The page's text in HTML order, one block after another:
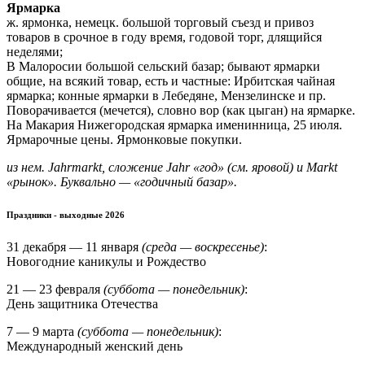
Ярмарка
ж. ярмонка, немецк. большой торговый съезд и привоз
товаров в срочное в году время, годовой торг, длящийся
неделями;
В Малоросии большой сельский базар; бывают ярмарки
общие, на всякий товар, есть и частные: Ирбитская чайная
ярмарка; конные ярмарки в Лебедяне, Мензелинске и пр.
Поворачивается (мечется), словно вор (как цыган) на ярмарке.
На Макария Нижегородская ярмарка именинница, 25 июля.
Ярмарочные цены. Ярмонковые покупки.
из нем. Jahrmarkt, сложение Jahr «год» (см. яровой) и Markt
«рынок». Буквально — «годичный базар».
Праздники - выходные 2026
31 декабря — 11 января (среда — воскресенье):
Новогодние каникулы и Рождество
21 — 23 февраля (суббота — понедельник):
День защитника Отечества
7 — 9 марта (суббота — понедельник):
Международный женский день